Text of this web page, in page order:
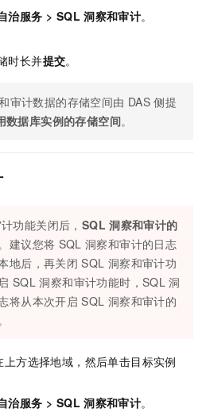
治服务 > SQL 洞察和审计。
时长并提交。
审计数据的存储空间由 DAS 侧提
数据库实例的存储空间。
功能关闭后， SQL 洞察和审计的
建议您将 SQL 洞察和审计的日志
地后，再关闭 SQL 洞察和审计功
SQL 洞察和审计功能时，SQL 洞
将从本次开启 SQL 洞察和审计的
上方选择地域，然后单击目标实例
治服务 > SQL 洞察和审计。